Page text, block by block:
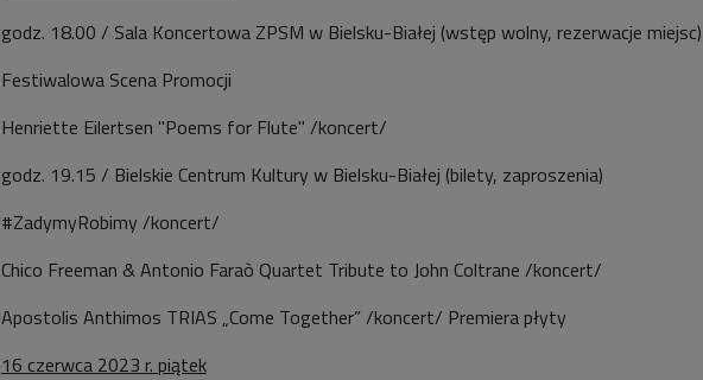
godz. 18.00 / Sala Koncertowa ZPSM w Bielsku-Białej (wstęp wolny, rezerwacje miejsc)
Festiwalowa Scena Promocji
Henriette Eilertsen "Poems for Flute" /koncert/
godz. 19.15 / Bielskie Centrum Kultury w Bielsku-Białej (bilety, zaproszenia)
#ZadymyRobimy /koncert/
Chico Freeman & Antonio Faraò Quartet Tribute to John Coltrane /koncert/
Apostolis Anthimos TRIAS „Come Together” /koncert/ Premiera płyty
16 czerwca 2023 r. piątek